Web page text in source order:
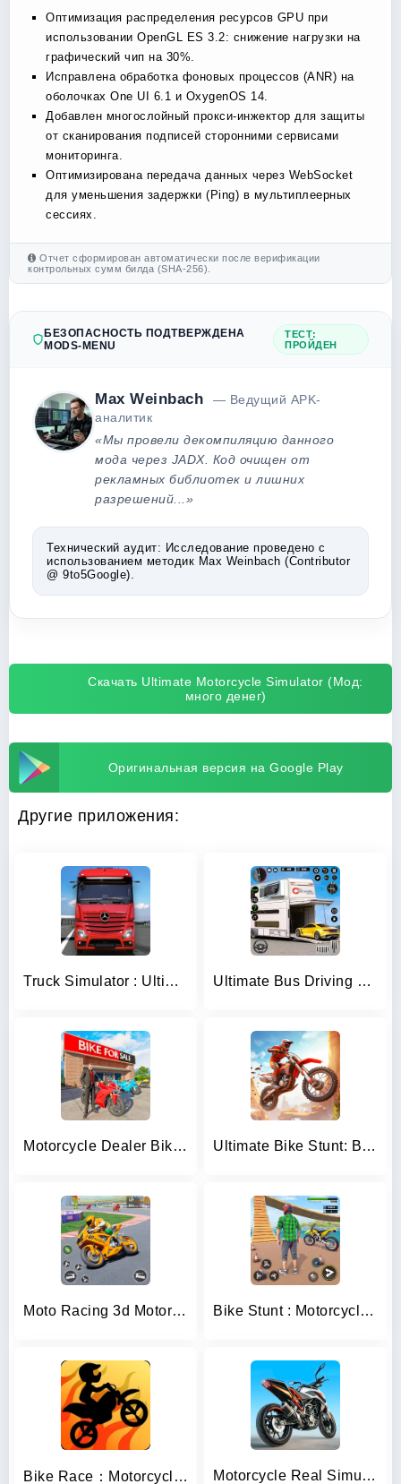
Оптимизация распределения ресурсов GPU при
использовании OpenGL ES 3.2: снижение нагрузки на
графический чип на 30%.
Исправлена обработка фоновых процессов (ANR) на
оболочках One UI 6.1 и OxygenOS 14.
Добавлен многослойный прокси-инжектор для защиты
от сканирования подписей сторонними сервисами
мониторинга.
Оптимизирована передача данных через WebSocket
для уменьшения задержки (Ping) в мультиплеерных
сессиях.
Отчет сформирован автоматически после верификации
контрольных сумм билда (SHA-256).
БЕЗОПАСНОСТЬ ПОДТВЕРЖДЕНА
MODS-MENU
ТЕСТ:
ПРОЙДЕН
Max Weinbach
— Ведущий APK-
аналитик
«Мы провели декомпиляцию данного
мода через JADX. Код очищен от
рекламных библиотек и лишних
разрешений...»
Технический аудит: Исследование проведено с
использованием методик Max Weinbach (Contributor
@ 9to5Google).
Скачать Ultimate Motorcycle Simulator (Мод:
много денег)
Оригинальная версия на Google Play
Другие приложения:
Truck Simulator : Ultimate Ultimate Bus Driving Simulator
Motorcycle Dealer Bike Games Ultimate Bike Stunt: Bike Game
Moto Racing 3d Motorcycle Game Bike Stunt : Motorcycle Game
Bike Race：Motorcycle Games Motorcycle Real Simulator